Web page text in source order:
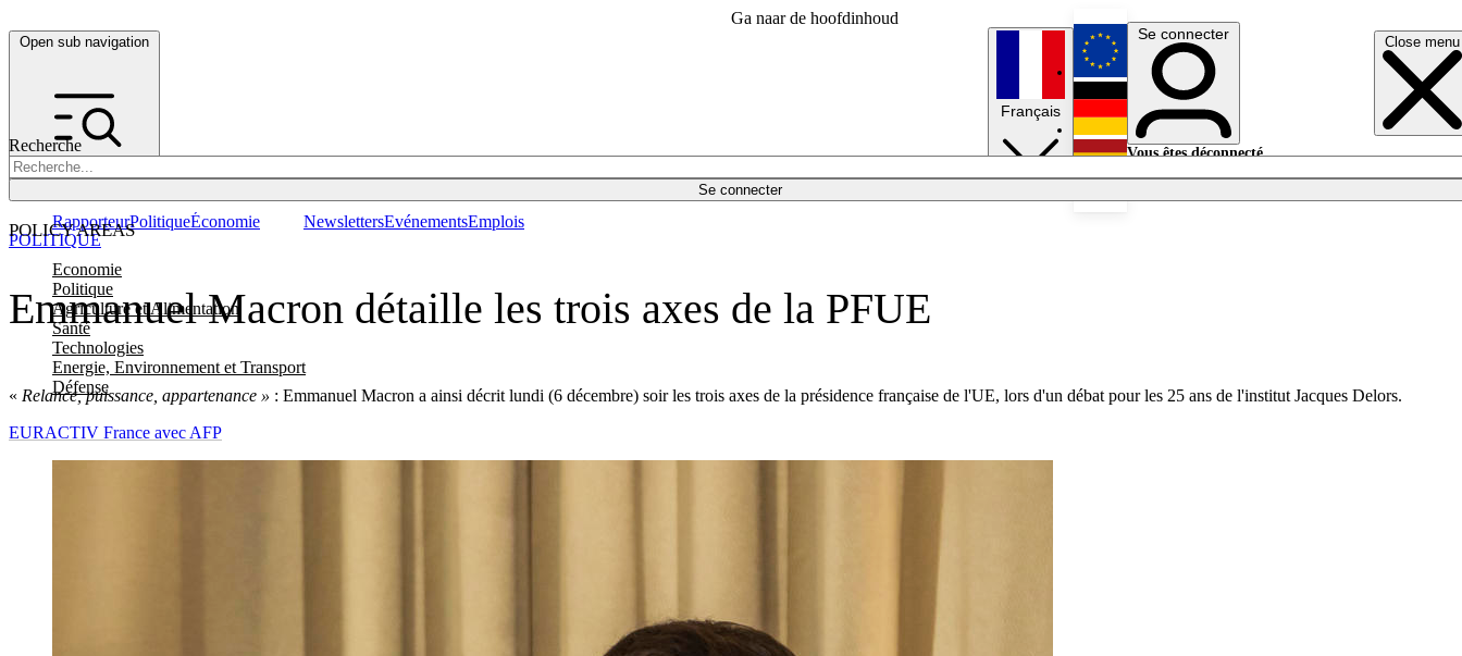
Ga naar de hoofdinhoud
Open sub navigation Close menu
Recherche
Se connecter
POLICY AREAS
Economie
Politique
Agriculture et Alimentation
Santé
Technologies
Energie, Environnement et Transport
Défense
RapporteurPolitiqueÉconomie NewslettersEvénementsEmplois
Français
English
Deutsch
Se connecter
Vous êtes déconnecté.
Emmanuel Macron détaille les trois axes de la PFUE
« Relance, puissance, appartenance » : Emmanuel Macron a ainsi décrit lundi (6 décembre) soir les trois axes de la présidence française de l'UE, lors d'un débat pour les 25 ans de l'institut Jacques Delors.
POLITIQUE
EURACTIV France avec AFP